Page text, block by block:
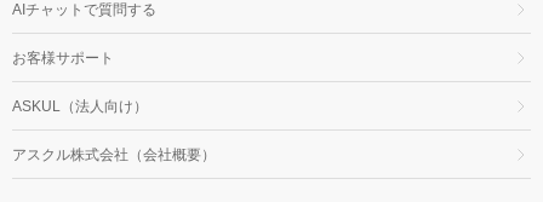
AIチャットで質問する
お客様サポート
ASKUL（法人向け）
アスクル株式会社（会社概要）